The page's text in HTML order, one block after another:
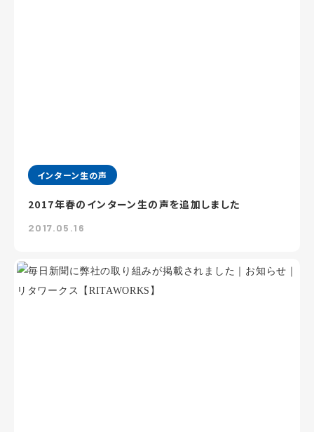
インターン生の声
2017年春のインターン生の声を追加しました
2017.05.16